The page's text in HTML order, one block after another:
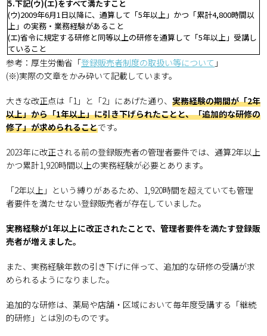
5.下記(ウ)(エ)をすべて満たすこと
(ウ)2009年6月1日以降に、通算して「5年以上」かつ「累計4,800時間以
上」の実務・業務経験があること
(エ)省令に規定する研修と同等以上の研修を通算して「5年以上」受講し
ていること
参考：厚生労働省「登録販売者制度の取扱い等について 」
(※)実際の文章をかみ砕いて記載しています。
大きな改正点は「1」と「2」にあげた通り、 実務経験の期間が「2年
以上」から「1年以上」に引き下げられたことと、「追加的な研修の
修了」が求められることです。
2023年に改正される前の登録販売者の管理者要件では、通算2年以上
かつ累計1,920時間以上の実務経験が必要とあります。
「2年以上」という縛りがあるため、1,920時間を超えていても管理
者要件を満たせない登録販売者が存在していました。
実務経験が1年以上に改正されたことで、管理者要件を満たす登録販
売者が増えました。
また、実務経験年数の引き下げに伴って、追加的な研修の受講が求
められるようになりました。
追加的な研修は、薬局や店舗・区域において毎年度受講する「継続
的研修」とは別のものです。